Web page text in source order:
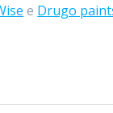
e Drugo